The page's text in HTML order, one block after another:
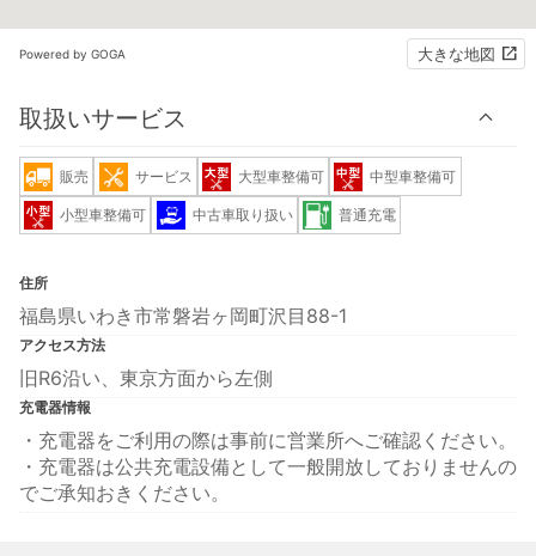
Powered by GOGA 大きな地図
取扱いサービス
販売 サービス 大型車整備可 中型車整備可
小型車整備可 中古車取り扱い 普通充電
住所
福島県いわき市常磐岩ヶ岡町沢目88-1
アクセス方法
旧R6沿い、東京方面から左側
充電器情報
・充電器をご利用の際は事前に営業所へご確認ください。
・充電器は公共充電設備として一般開放しておりませんの
でご承知おきください。